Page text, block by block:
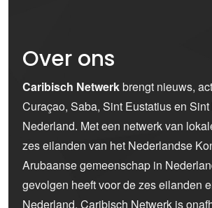
Over ons
Caribisch Netwerkbrengt nieuws,
Curaçao, Saba, Sint Eustatius en
Nederland. Met een netwerk van
zes eilanden van het Nederlandse
Arubaanse gemeenschap in
gevolgen heeft voor de zes eilanden
Nederland. Caribisch Netwerk is